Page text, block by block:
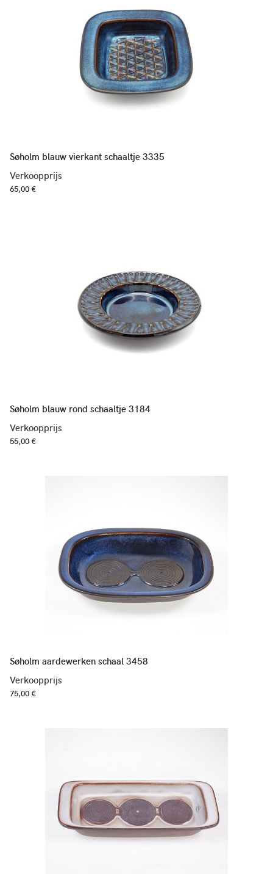
Søholm blauw vierkant schaaltje 3335
Verkoopprijs
65,00 €
Søholm blauw rond schaaltje 3184
Verkoopprijs
55,00 €
Søholm aardewerken schaal 3458
Verkoopprijs
75,00 €